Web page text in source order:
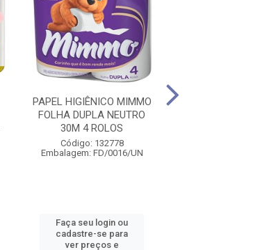
PAPEL HIGIÊNICO MIMMO
FOLHA DUPLA NEUTRO
30M 4 ROLOS
Código: 132778
Embalagem: FD/0016/UN
Faça seu login ou
cadastre-se para
ver preços e